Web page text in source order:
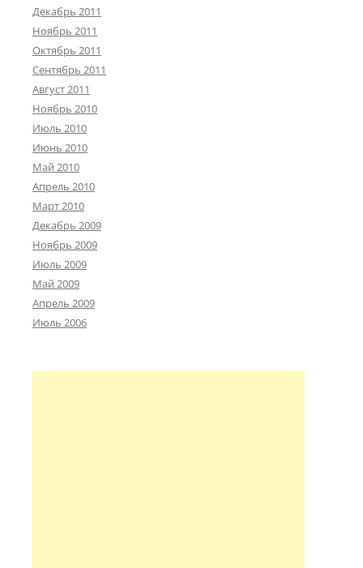
Декабрь 2011
Ноябрь 2011
Октябрь 2011
Сентябрь 2011
Август 2011
Ноябрь 2010
Июль 2010
Июнь 2010
Май 2010
Апрель 2010
Март 2010
Декабрь 2009
Ноябрь 2009
Июль 2009
Май 2009
Апрель 2009
Июль 2006